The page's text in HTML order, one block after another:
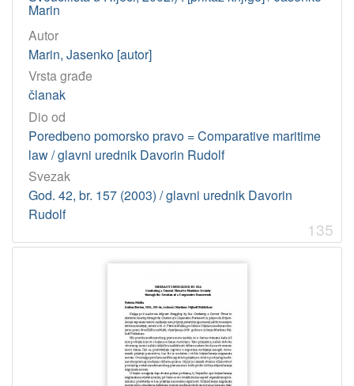
Marin
Autor
Marin, Jasenko [autor]
Vrsta građe
članak
Dio od
Poredbeno pomorsko pravo = Comparative maritime
law / glavni urednik Davorin Rudolf
Svezak
God. 42, br. 157 (2003) / glavni urednik Davorin
Rudolf
135